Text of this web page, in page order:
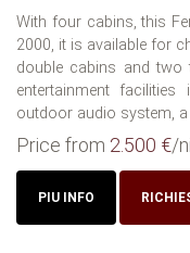
With four cabins, this
2000, it is available for
double cabins and two
entertainment
outdoor audio system, a
Price from 2.500 €/
PIU INFO